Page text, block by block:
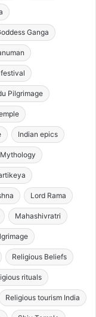
Ganga
Pilgrimage
Indian epics
Lord Rama
Mahashivratri
Religious Beliefs
rituals
Religious tourism India